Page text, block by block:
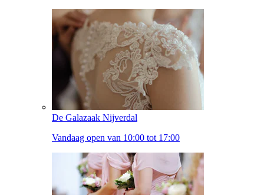
De Galazaak Nijverdal
Vandaag open van 10:00 tot 17:00